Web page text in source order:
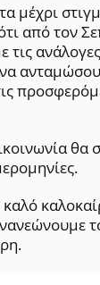
μέχρι
από τον
θα